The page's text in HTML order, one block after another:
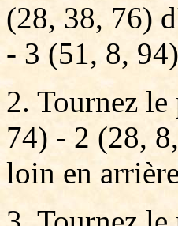
(28, 38, 76)
- 3 (51, 8,
2. Tournez
74) - 2 (28,
loin en